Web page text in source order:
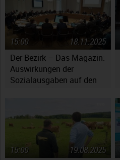
Der Bezirk – Das Magazin:
Auswirkungen der
Sozialausgaben auf den
18.11.2025
15:00
19.08.2025
15:00